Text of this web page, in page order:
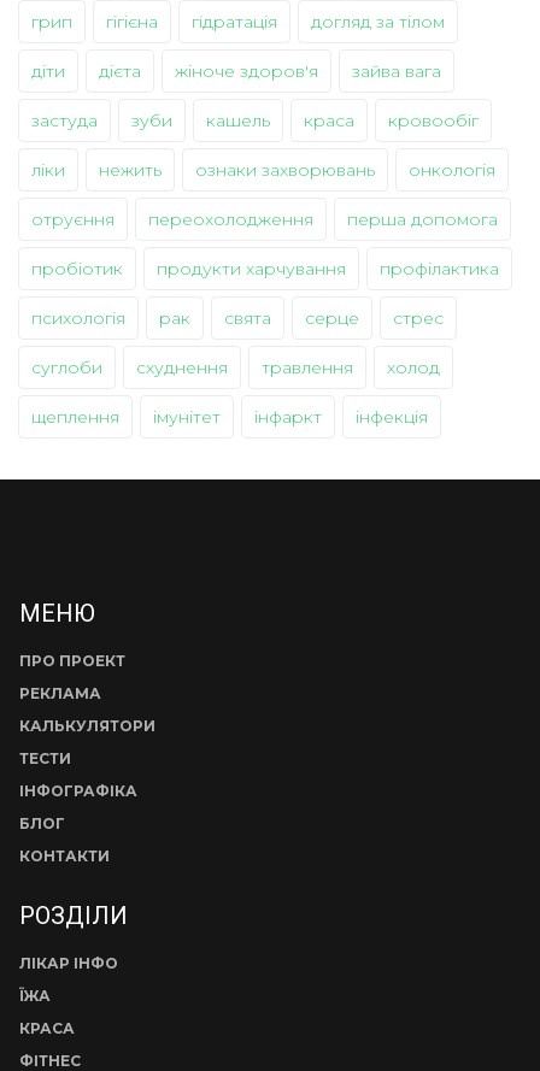
грип гігієна гідратація догляд за тілом
діти дієта жіноче здоров'я зайва вага
застуда зуби кашель краса кровообіг
ліки нежить ознаки захворювань онкологія
отруєння переохолодження перша допомога
пробіотик продукти харчування профілактика
психологія рак свята серце стрес
суглоби схуднення травлення холод
щеплення імунітет інфаркт інфекція
МЕНЮ
ПРО ПРОЕКТ
РЕКЛАМА
КАЛЬКУЛЯТОРИ
ТЕСТИ
ІНФОГРАФІКА
БЛОГ
КОНТАКТИ
РОЗДІЛИ
ЛІКАР ІНФО
ЇЖА
КРАСА
ФІТНЕС